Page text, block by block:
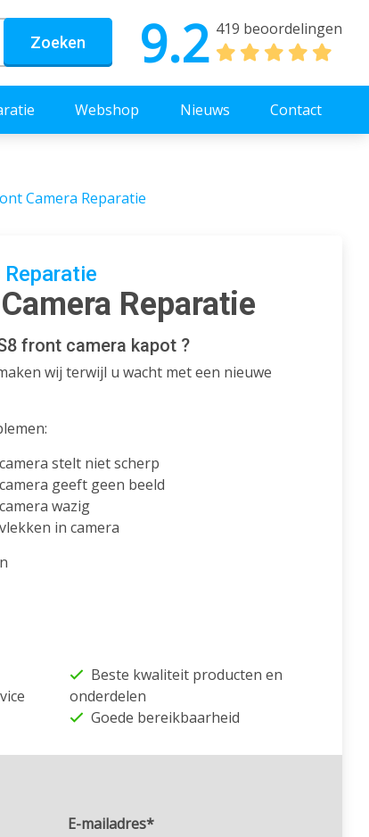
Zoeken 9.2 419 beoordelingen
Webshop Nieuws Contact
Camera Reparatie
Reparatie
front camera kapot ?
wij terwijl u wacht met een nieuwe
stelt niet scherp
geeft geen beeld
wazig
in camera
Beste kwaliteit producten en
onderdelen
Goede bereikbaarheid
E-mailadres*